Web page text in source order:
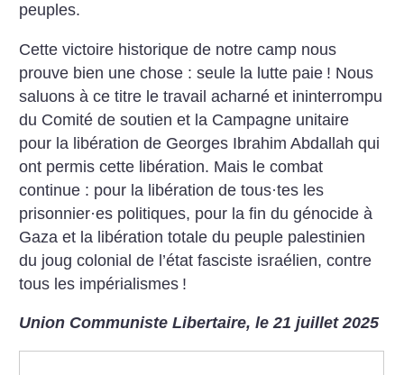
peuples.
Cette victoire historique de notre camp nous
prouve bien une chose : seule la lutte paie ! Nous
saluons à ce titre le travail acharné et ininterrompu
du Comité de soutien et la Campagne unitaire
pour la libération de Georges Ibrahim Abdallah qui
ont permis cette libération. Mais le combat
continue : pour la libération de tous·tes les
prisonnier·es politiques, pour la fin du génocide à
Gaza et la libération totale du peuple palestinien
du joug colonial de l’état fasciste israélien, contre
tous les impérialismes !
Union Communiste Libertaire, le 21 juillet 2025